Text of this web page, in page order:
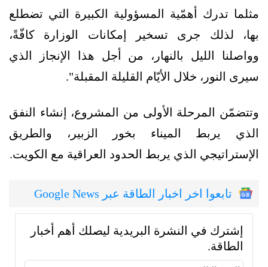
مثلما تدرك أهمّية المسؤولية الكبيرة التي تضطلع
بها، لذلك جرى تسخير إمكانات الوزارة كافّةً،
وواصلنا الليل بالنهار، من أجل هذا الإنجاز الذي
سيرى النور، خلال الأيّام القليلة المقبلة".
وتتضمّن المرحلة الأولى من المشروع، إنشاء النفق
الذي يربط الميناء بخور الزبير، والطريق
الإستراتيجي الذي يربط الحدود العراقية مع الكويت.
تابعوا اخر اخبار الطاقة عبر Google News
إشترك في النشرة البريدية ليصلك أهم أخبار
الطاقة.